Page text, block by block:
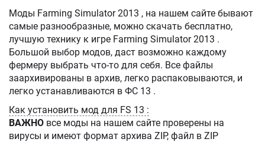
Моды Farming Simulator 2013 , на нашем сайте бывают
самые разнообразные, можно скачать бесплатно,
лучшую технику к игре Farming Simulator 2013 .
Большой выбор модов, даст возможно каждому
фермеру выбрать что-то для себя. Все файлы
заархивированы в архив, легко распаковываются, и
легко устанавливаются в ФС 13 .
Как установить мод для FS 13 :
ВАЖНО все моды на нашем сайте проверены на
вирусы и имеют формат архива ZIP, файл в ZIP